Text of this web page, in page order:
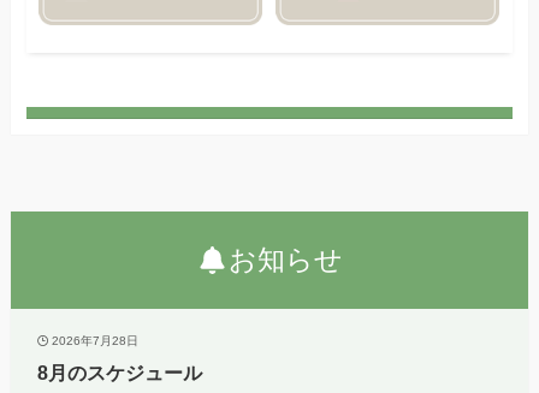
お知らせ
2026年7月28日
8月のスケジュール